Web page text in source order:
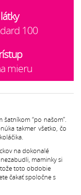
100
mieru
“po našom”.
takmer všetko, čo
na dokonalé
maminky si
toto obdobie
čakať spoločne s